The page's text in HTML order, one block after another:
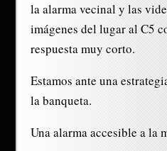
la alarma vecinal y las
imágenes del lugar al C5
respuesta muy corto.
Estamos ante una
la banqueta.
Una alarma accesible a la